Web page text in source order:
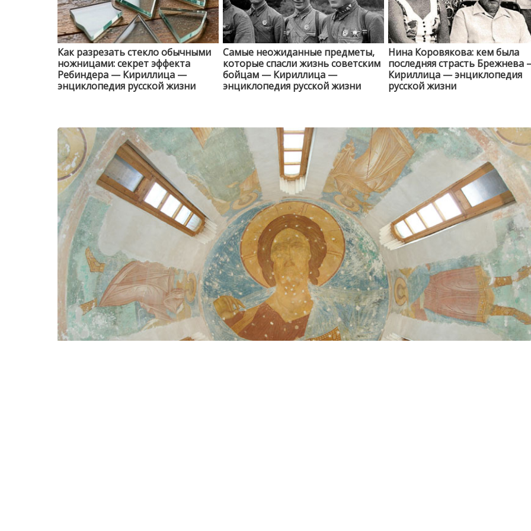
Как разрезать стекло обычными
ножницами: секрет эффекта
Ребиндера — Кириллица —
энциклопедия русской жизни
Самые неожиданные предметы,
которые спасли жизнь советским
бойцам — Кириллица —
энциклопедия русской жизни
Нина Коровякова: кем была
последняя страсть Брежнева
Кириллица — энциклопедия
русской жизни